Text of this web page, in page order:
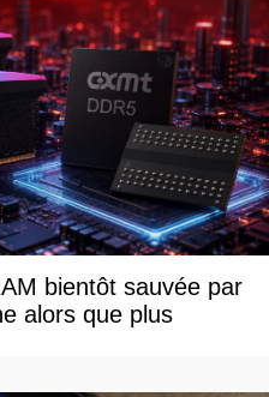
bientôt sauvée par
alors que plus